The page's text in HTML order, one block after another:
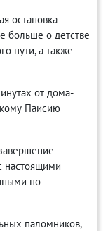
остановка
больше о детстве
пути, а также
от дома-
Паисию
настоящими
по
паломников,